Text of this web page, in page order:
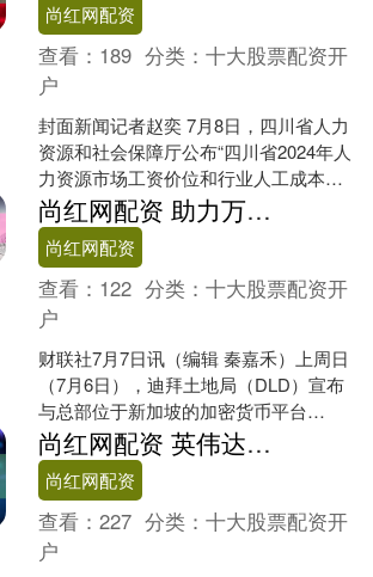
尚红网配资
查看： 189 分类：十大股票配资开
户
封面新闻记者赵奕 7月8日，四川省人力
资源和社会保障厅公布“四川省2024年人
力资源市场工资价位和行业人工成本信
息”，全省去年整体工资价位中位数为
6.32万元/....
尚红网配资 助力万亿交易目标，迪拜与Crypto合作推动房地产数字化交易_资产_货币_战略
尚红网配资
查看： 122 分类：十大股票配资开
户
财联社7月7日讯（编辑 秦嘉禾）上周日
（7月6日），迪拜土地局（DLD）宣布
与总部位于新加坡的加密货币平台
Crypto.com签署合作协议，共同推进迪拜
房地产交....
尚红网配资 英伟达收复年内失地！美股涨跌互现，标普三连阳
尚红网配资
查看：227 分类：十大股票配资开
户